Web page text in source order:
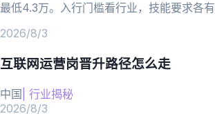
最低4.3万。入行门槛看行业，技能要求各有
2026/8/3
互联网运营岗晋升路径怎么走
中国 行业揭秘
2026/8/3